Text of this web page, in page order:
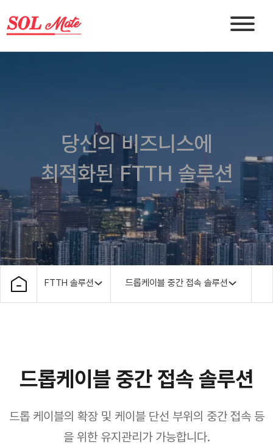
당신의 비즈니스에
최적화된 FTTH 솔루션
FTTH 솔루션 드롭케이블 중간 접속 솔루션
드롭케이블 중간 접속 솔루션
드롭 케이블의 확장 및 케이블 단선 부위의 중간 접속 등
을 위한 유지관리가 가능합니다.